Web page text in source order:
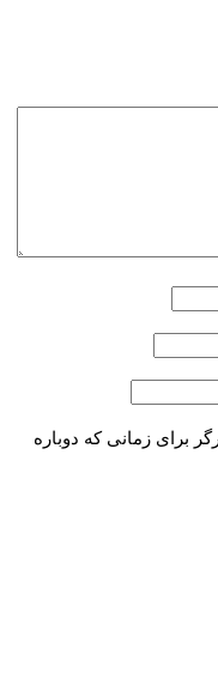
برای زمانی که دوباره